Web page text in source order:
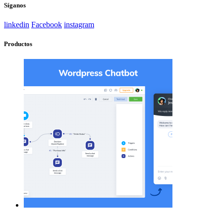
Síganos
linkedin Facebook instagram
Productos